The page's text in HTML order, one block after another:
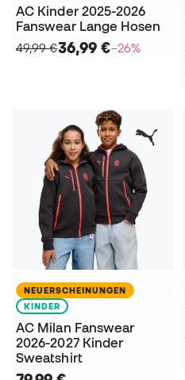
AC Kinder 2025-2026
Fanswear Lange Hosen
49,99 €36,99 €−26%
NEUERSCHEINUNGEN
KINDER
AC Milan Fanswear
2026-2027 Kinder
Sweatshirt